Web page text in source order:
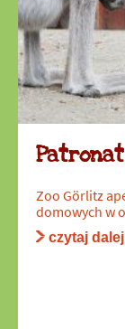
Zoo Görlitz
domowych w
czytaj dalej